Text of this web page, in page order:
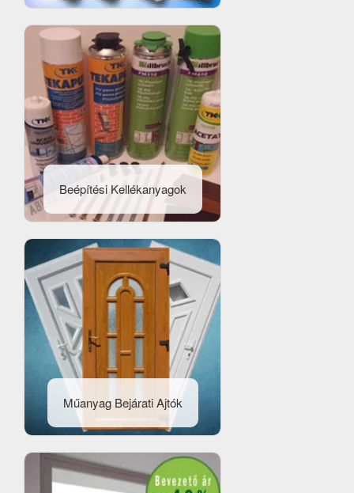
Beépítési Kellékanyagok
Műanyag Bejárati Ajtók